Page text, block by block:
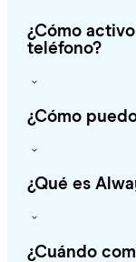
¿Cómo
teléfono?
¿Cómo
¿Qué es
¿Cuándo